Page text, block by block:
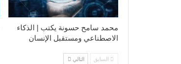
محمد سامح حسونة يكتب | الذكاء
الاصطناعي ومستقبل الإنسان
السابق التالي